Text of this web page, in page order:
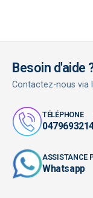
Besoin d'aide
Contactez-nous via
TÉLÉPHONE
ASSISTANCE
Whatsapp